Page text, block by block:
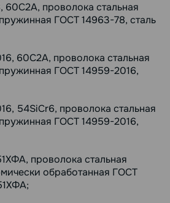
60С2А, проволока стальная
ГОСТ 14963-78, сталь
60С2А, проволока стальная
ГОСТ 14959-2016,
54SiCr6, проволока стальная
ГОСТ 14959-2016,
проволока стальная
обработанная ГОСТ